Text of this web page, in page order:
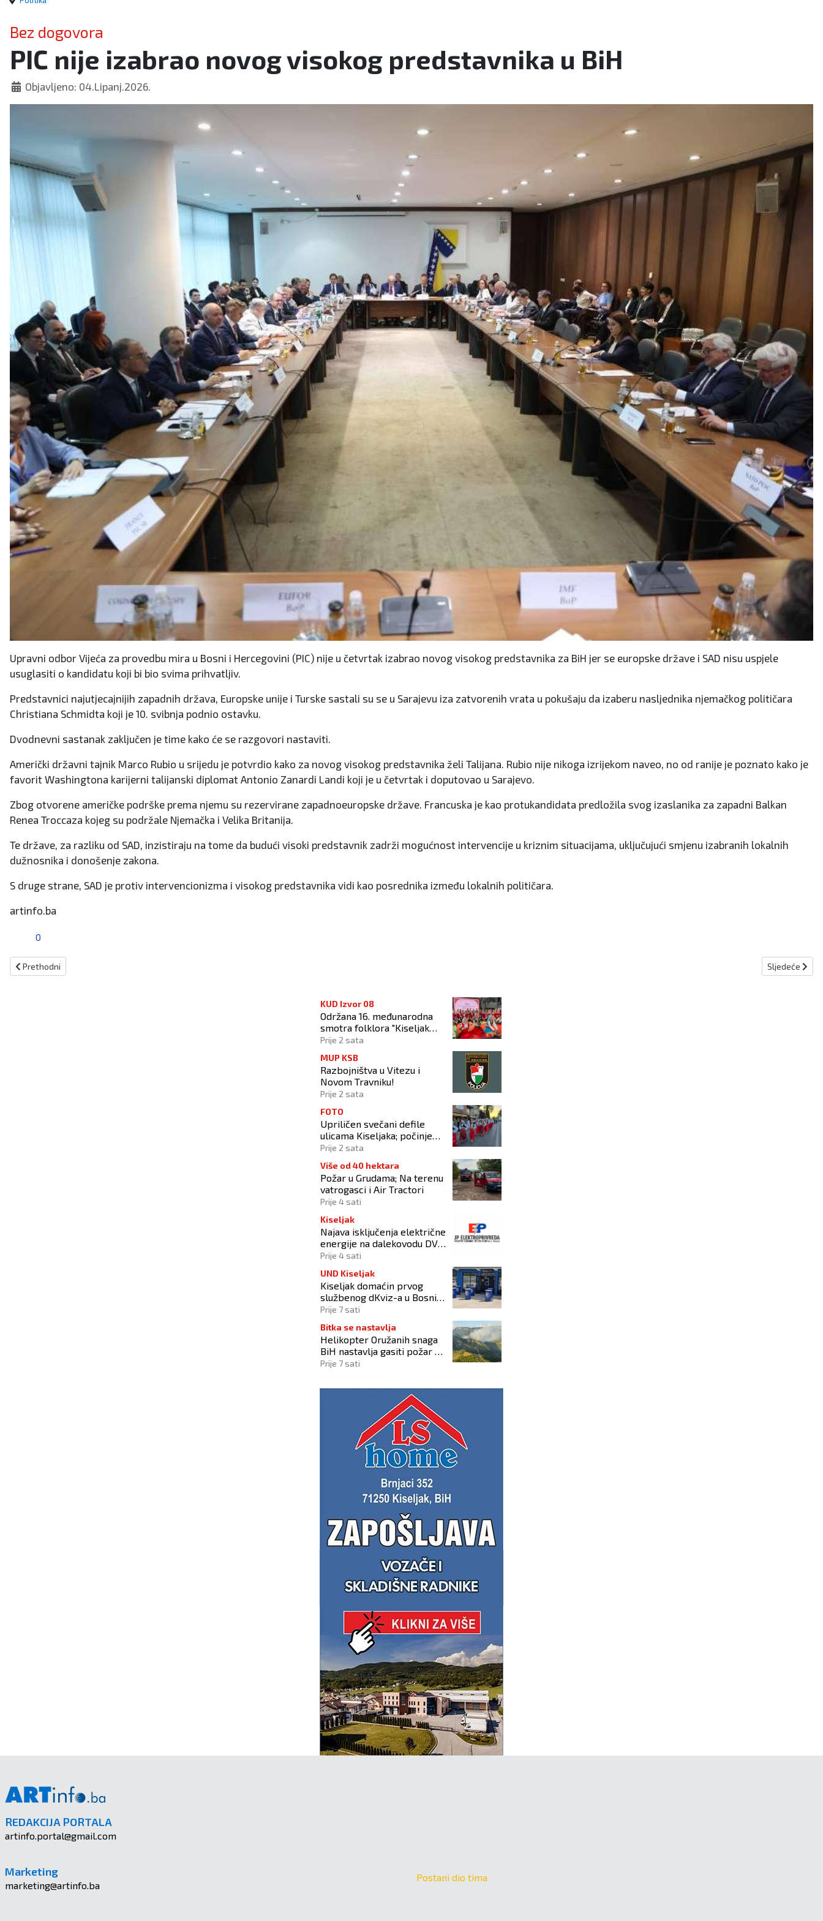
Bez dogovora
PIC nije izabrao novog visokog predstavnika u BiH
Objavljeno: 04.Lipanj.2026.
Upravni odbor Vijeća za provedbu mira u Bosni i Hercegovini (PIC) nije u četvrtak izabrao novog visokog predstavnika za BiH jer se europske države i SAD nisu uspjele
usuglasiti o kandidatu koji bi bio svima prihvatljiv.
Predstavnici najutjecajnijih zapadnih država, Europske unije i Turske sastali su se u Sarajevu iza zatvorenih vrata u pokušaju da izaberu nasljednika njemačkog političara
Christiana Schmidta koji je 10. svibnja podnio ostavku.
Dvodnevni sastanak zaključen je time kako će se razgovori nastaviti.
Američki državni tajnik Marco Rubio u srijedu je potvrdio kako za novog visokog predstavnika želi Talijana. Rubio nije nikoga izrijekom naveo, no od ranije je poznato kako je
favorit Washingtona karijerni talijanski diplomat Antonio Zanardi Landi koji je u četvrtak i doputovao u Sarajevo.
Zbog otvorene američke podrške prema njemu su rezervirane zapadnoeuropske države. Francuska je kao protukandidata predložila svog izaslanika za zapadni Balkan
Renea Troccaza kojeg su podržale Njemačka i Velika Britanija.
Te države, za razliku od SAD, inzistiraju na tome da budući visoki predstavnik zadrži mogućnost intervencije u kriznim situacijama, uključujući smjenu izabranih lokalnih
dužnosnika i donošenje zakona.
S druge strane, SAD je protiv intervencionizma i visokog predstavnika vidi kao posrednika između lokalnih političara.
artinfo.ba
0
Prethodni članak: Europsko vijeće odobrilo pregovore o ukidanju roaminga sa zemljama Balkana
Prethodni Sljedeći
Sljedeće
KUD Izvor 08
Održana 16. međunarodna
smotra folklora "Kiseljak
2026"
Prije 2 sata
MUP KSB
Razbojništva u Vitezu i
Novom Travniku!
Prije 2 sata
FOTO
Upriličen svečani defile
ulicama Kiseljaka; počinje
smotra folklora!
Prije 2 sata
Više od 40 hektara
Požar u Grudama; Na terenu
vatrogasci i Air Tractori
Prije 4 sati
Kiseljak
Najava isključenja električne
energije na dalekovodu DV
10 kV „DALMACIJA“
Prije 4 sati
UND Kiseljak
Kiseljak domaćin prvog
službenog dKviz-a u Bosni i
Hercegovini
Prije 7 sati
Bitka se nastavlja
Helikopter Oružanih snaga
BiH nastavlja gasiti požar na
području Konjica
Prije 7 sati
REDAKCIJA PORTALA
artinfo.portal@gmail.com
Marketing
marketing@artinfo.ba
Postani dio tima